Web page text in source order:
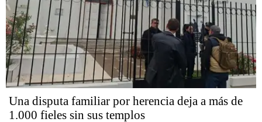
Una disputa familiar por herencia deja a más de
1.000 fieles sin sus templos